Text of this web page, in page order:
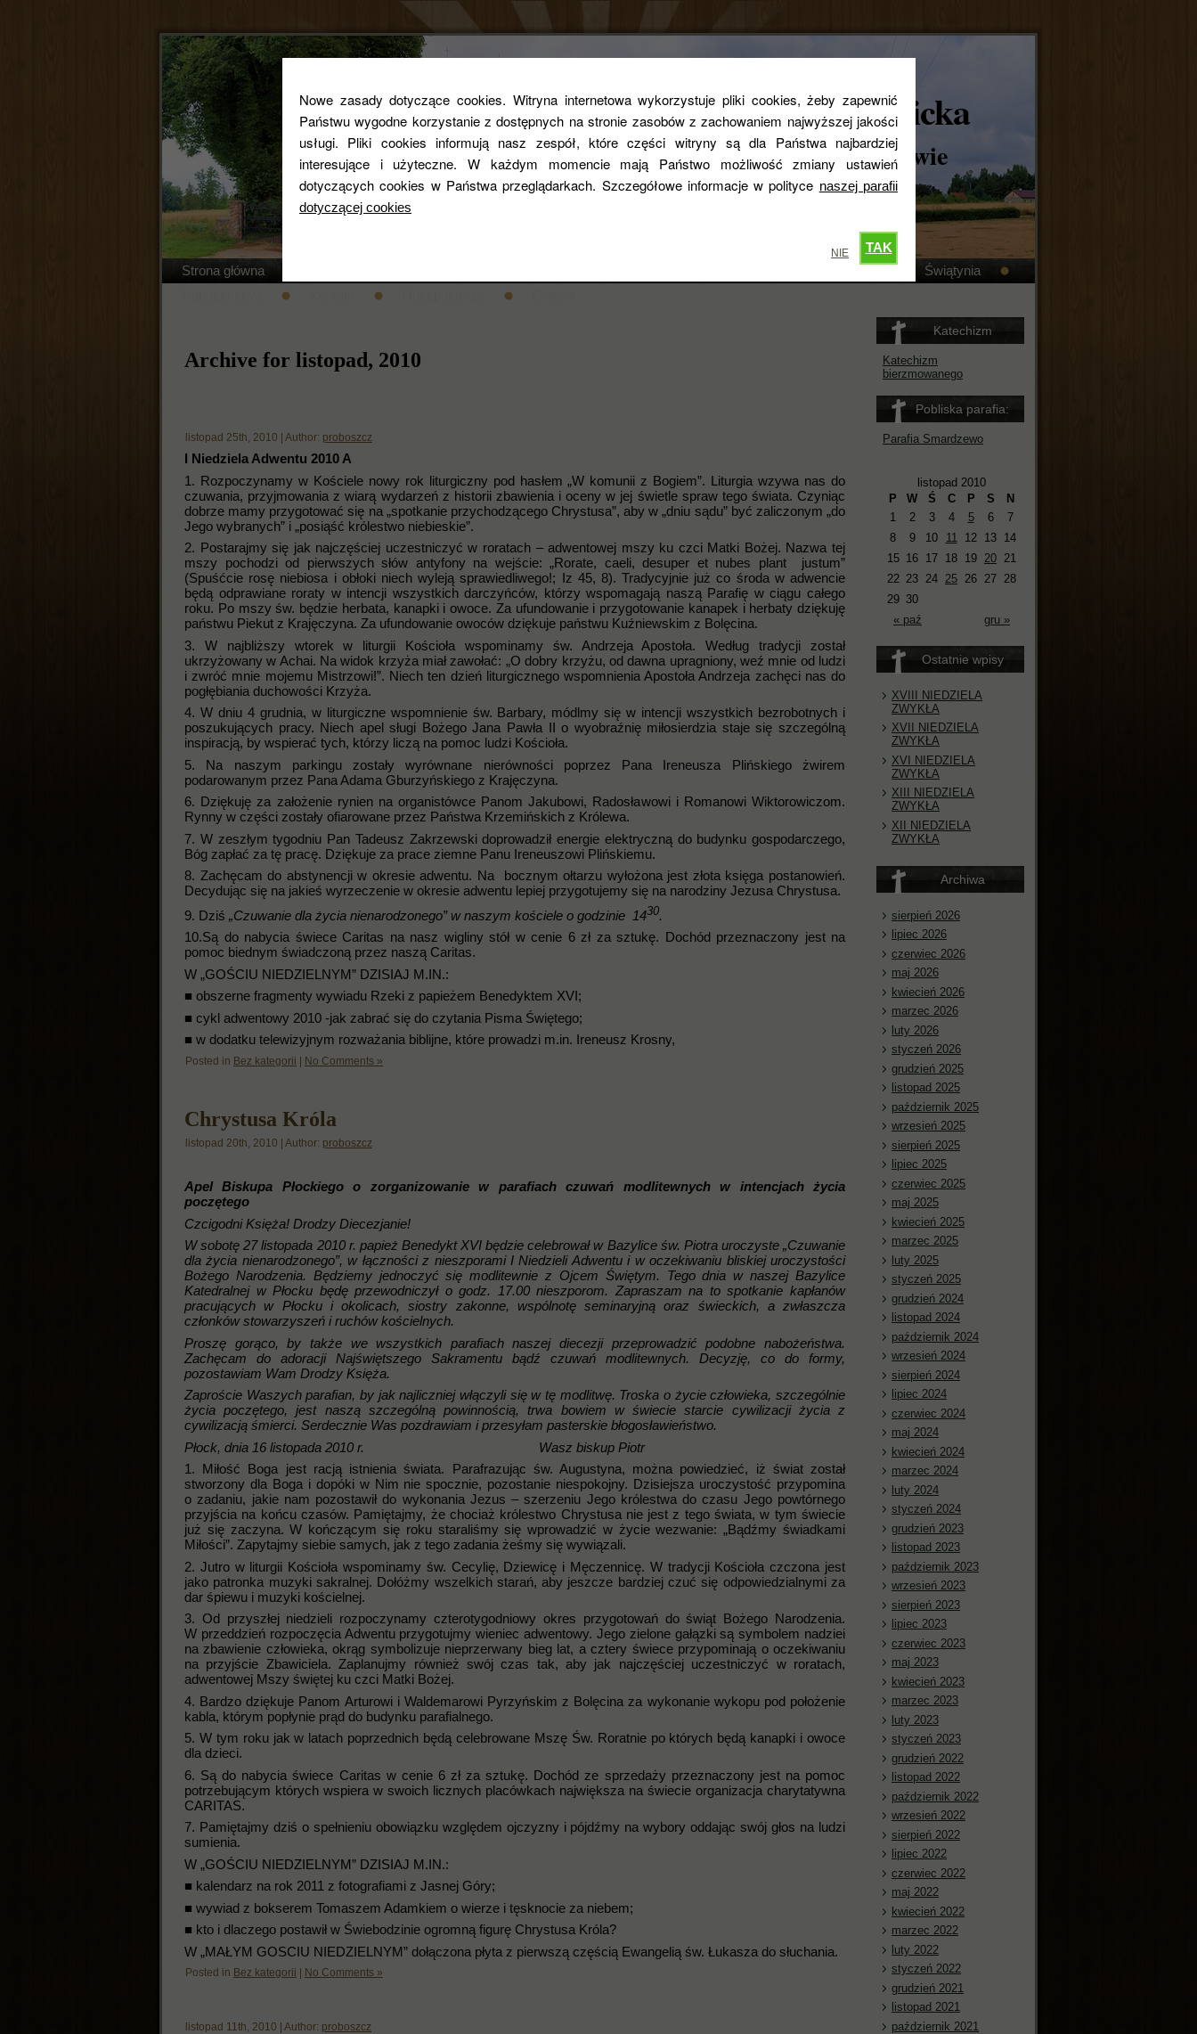
Nowe zasady dotyczące cookies. Witryna internetowa wykorzystuje pliki cookies, żeby zapewnić
Państwu wygodne korzystanie z dostępnych na stronie zasobów z zachowaniem najwyższej jakości
usługi. Pliki cookies informują nasz zespół, które części witryny są dla Państwa najbardziej
interesujące i użyteczne. W każdym momencie mają Państwo możliwość zmiany ustawień
dotyczących cookies w Państwa przeglądarkach. Szczegółowe informacje w polityce naszej parafii
dotyczącej cookies
TAK
NIE
Parafia rzymskokatolicka
pw. Św. Zygmunta w Królewie
Strona główna
Świątynia
Archive for listopad, 2010
listopad 25th, 2010 | Author: proboszcz
I Niedziela Adwentu 2010 A
1. Rozpoczynamy w Kościele nowy rok liturgiczny pod hasłem „W komunii z Bogiem”. Liturgia wzywa nas do
czuwania, przyjmowania z wiarą wydarzeń z historii zbawienia i oceny w jej świetle spraw tego świata. Czyniąc
dobrze mamy przygotować się na „spotkanie przychodzącego Chrystusa”, aby w „dniu sądu” być zaliczonym „do
Jego wybranych” i „posiąść królestwo niebieskie”.
2. Postarajmy się jak najczęściej uczestniczyć w roratach – adwentowej mszy ku czci Matki Bożej. Nazwa tej
mszy pochodzi od pierwszych słów antyfony na wejście: „Rorate, caeli, desuper et nubes plant justum”
(Spuśćcie rosę niebiosa i obłoki niech wyleją sprawiedliwego!; Iz 45, 8). Tradycyjnie już co środa w adwencie
będą odprawiane roraty w intencji wszystkich darczyńców, którzy wspomagają naszą Parafię w ciągu całego
roku. Po mszy św. będzie herbata, kanapki i owoce. Za ufundowanie i przygotowanie kanapek i herbaty dziękuję
państwu Piekut z Krajęczyna. Za ufundowanie owoców dziękuje państwu Kuźniewskim z Bolęcina.
3. W najbliższy wtorek w liturgii Kościoła wspominamy św. Andrzeja Apostoła. Według tradycji został
ukrzyżowany w Achai. Na widok krzyża miał zawołać: „O dobry krzyżu, od dawna upragniony, weź mnie od ludzi
i zwróć mnie mojemu Mistrzowi!”. Niech ten dzień liturgicznego wspomnienia Apostoła Andrzeja zachęci nas do
pogłębiania duchowości Krzyża.
4. W dniu 4 grudnia, w liturgiczne wspomnienie św. Barbary, módlmy się w intencji wszystkich bezrobotnych i
poszukujących pracy. Niech apel sługi Bożego Jana Pawła II o wyobraźnię miłosierdzia staje się szczególną
inspiracją, by wspierać tych, którzy liczą na pomoc ludzi Kościoła.
5. Na naszym parkingu zostały wyrównane nierówności poprzez Pana Ireneusza Plińskiego żwirem
podarowanym przez Pana Adama Gburzyńskiego z Krajęczyna.
6. Dziękuję za założenie rynien na organistówce Panom Jakubowi, Radosławowi i Romanowi Wiktorowiczom.
Rynny w części zostały ofiarowane przez Państwa Krzemińskich z Królewa.
7. W zeszłym tygodniu Pan Tadeusz Zakrzewski doprowadził energie elektryczną do budynku gospodarczego,
Bóg zapłać za tę pracę. Dziękuje za prace ziemne Panu Ireneuszowi Plińskiemu.
8. Zachęcam do abstynencji w okresie adwentu. Na bocznym ołtarzu wyłożona jest złota księga postanowień.
Decydując się na jakieś wyrzeczenie w okresie adwentu lepiej przygotujemy się na narodziny Jezusa Chrystusa.
9. Dziś „Czuwanie dla życia nienarodzonego” w naszym kościele o godzinie 1430.
10.Są do nabycia świece Caritas na nasz wigliny stół w cenie 6 zł za sztukę. Dochód przeznaczony jest na
pomoc biednym świadczoną przez naszą Caritas.
W „GOŚCIU NIEDZIELNYM” DZISIAJ M.IN.:
■ obszerne fragmenty wywiadu Rzeki z papieżem Benedyktem XVI;
■ cykl adwentowy 2010 -jak zabrać się do czytania Pisma Świętego;
■ w dodatku telewizyjnym rozważania biblijne, które prowadzi m.in. Ireneusz Krosny,
Posted in Bez kategorii | No Comments »
Chrystusa Króla
listopad 20th, 2010 | Author: proboszcz
Apel Biskupa Płockiego o zorganizowanie w parafiach czuwań modlitewnych w intencjach życia
poczętego
Czcigodni Księża! Drodzy Diecezjanie!
W sobotę 27 listopada 2010 r. papież Benedykt XVI będzie celebrował w Bazylice św. Piotra uroczyste „Czuwanie
dla życia nienarodzonego”, w łączności z nieszporami I Niedzieli Adwentu i w oczekiwaniu bliskiej uroczystości
Bożego Narodzenia. Będziemy jednoczyć się modlitewnie z Ojcem Świętym. Tego dnia w naszej Bazylice
Katedralnej w Płocku będę przewodniczył o godz. 17.00 nieszporom. Zapraszam na to spotkanie kapłanów
pracujących w Płocku i okolicach, siostry zakonne, wspólnotę seminaryjną oraz świeckich, a zwłaszcza
członków stowarzyszeń i ruchów kościelnych.
Proszę gorąco, by także we wszystkich parafiach naszej diecezji przeprowadzić podobne nabożeństwa.
Zachęcam do adoracji Najświętszego Sakramentu bądź czuwań modlitewnych. Decyzję, co do formy,
pozostawiam Wam Drodzy Księża.
Zaproście Waszych parafian, by jak najliczniej włączyli się w tę modlitwę. Troska o życie człowieka, szczególnie
życia poczętego, jest naszą szczególną powinnością, trwa bowiem w świecie starcie cywilizacji życia z
cywilizacją śmierci. Serdecznie Was pozdrawiam i przesyłam pasterskie błogosławieństwo.
Płock, dnia 16 listopada 2010 r. Wasz biskup Piotr
1. Miłość Boga jest racją istnienia świata. Parafrazując św. Augustyna, można powiedzieć, iż świat został
stworzony dla Boga i dopóki w Nim nie spocznie, pozostanie niespokojny. Dzisiejsza uroczystość przypomina
o zadaniu, jakie nam pozostawił do wykonania Jezus – szerzeniu Jego królestwa do czasu Jego powtórnego
przyjścia na końcu czasów. Pamiętajmy, że chociaż królestwo Chrystusa nie jest z tego świata, w tym świecie
już się zaczyna. W kończącym się roku staraliśmy się wprowadzić w życie wezwanie: „Bądźmy świadkami
Miłości”. Zapytajmy siebie samych, jak z tego zadania żeśmy się wywiązali.
2. Jutro w liturgii Kościoła wspominamy św. Cecylię, Dziewicę i Męczennicę. W tradycji Kościoła czczona jest
jako patronka muzyki sakralnej. Dołóżmy wszelkich starań, aby jeszcze bardziej czuć się odpowiedzialnymi za
dar śpiewu i muzyki kościelnej.
3. Od przyszłej niedzieli rozpoczynamy czterotygodniowy okres przygotowań do świąt Bożego Narodzenia.
W przeddzień rozpoczęcia Adwentu przygotujmy wieniec adwentowy. Jego zielone gałązki są symbolem nadziei
na zbawienie człowieka, okrąg symbolizuje nieprzerwany bieg lat, a cztery świece przypominają o oczekiwaniu
na przyjście Zbawiciela. Zaplanujmy również swój czas tak, aby jak najczęściej uczestniczyć w roratach,
adwentowej Mszy świętej ku czci Matki Bożej.
4. Bardzo dziękuje Panom Arturowi i Waldemarowi Pyrzyńskim z Bolęcina za wykonanie wykopu pod położenie
kabla, którym popłynie prąd do budynku parafialnego.
5. W tym roku jak w latach poprzednich będą celebrowane Mszę Św. Roratnie po których będą kanapki i owoce
dla dzieci.
6. Są do nabycia świece Caritas w cenie 6 zł za sztukę. Dochód ze sprzedaży przeznaczony jest na pomoc
potrzebującym których wspiera w swoich licznych placówkach największa na świecie organizacja charytatywna
CARITAS.
7. Pamiętajmy dziś o spełnieniu obowiązku względem ojczyzny i pójdźmy na wybory oddając swój głos na ludzi
sumienia.
W „GOŚCIU NIEDZIELNYM” DZISIAJ M.IN.:
■ kalendarz na rok 2011 z fotografiami z Jasnej Góry;
■ wywiad z bokserem Tomaszem Adamkiem o wierze i tęsknocie za niebem;
■ kto i dlaczego postawił w Świebodzinie ogromną figurę Chrystusa Króla?
W „MAŁYM GOSCIU NIEDZIELNYM” dołączona płyta z pierwszą częścią Ewangelią św. Łukasza do słuchania.
Posted in Bez kategorii No Comments »
listopad 11th, 2010 | Author: proboszcz
Katechizm
Katechizm
bierzmowanego
Pobliska parafia:
Parafia Smardzewo
listopad 2010
P
W Ś C P S N
« paź gru »
1 2 3 4 5 6
7
8
9 10 11 12 13 14
15 16 17 18 19 20 21
22 23 24 25 26 27 28
29 30
Ostatnie wpisy
XVIII NIEDZIELA
ZWYKŁA
XVII NIEDZIELA
ZWYKŁA
XVI NIEDZIELA
ZWYKŁA
XIII NIEDZIELA
ZWYKŁA
XII NIEDZIELA
ZWYKŁA
Archiwa
sierpień 2026
lipiec 2026
czerwiec 2026
maj 2026
kwiecień 2026
marzec 2026
luty 2026
styczeń 2026
grudzień 2025
listopad 2025
październik 2025
wrzesień 2025
sierpień 2025
lipiec 2025
czerwiec 2025
maj 2025
kwiecień 2025
marzec 2025
luty 2025
styczeń 2025
grudzień 2024
listopad 2024
październik 2024
wrzesień 2024
sierpień 2024
lipiec 2024
czerwiec 2024
maj 2024
kwiecień 2024
marzec 2024
luty 2024
styczeń 2024
grudzień 2023
listopad 2023
październik 2023
wrzesień 2023
sierpień 2023
lipiec 2023
czerwiec 2023
maj 2023
kwiecień 2023
marzec 2023
luty 2023
styczeń 2023
grudzień 2022
listopad 2022
październik 2022
wrzesień 2022
sierpień 2022
lipiec 2022
czerwiec 2022
maj 2022
kwiecień 2022
marzec 2022
luty 2022
styczeń 2022
grudzień 2021
listopad 2021
październik 2021